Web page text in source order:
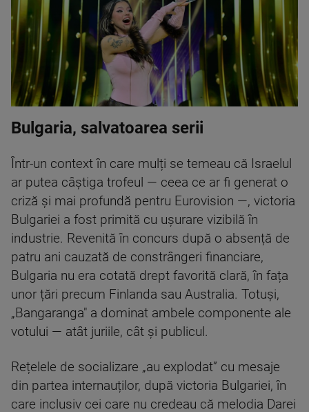
Bulgaria, salvatoarea serii
Într-un context în care mulți se temeau că Israelul
ar putea câștiga trofeul — ceea ce ar fi generat o
criză și mai profundă pentru Eurovision —, victoria
Bulgariei a fost primită cu ușurare vizibilă în
industrie. Revenită în concurs după o absență de
patru ani cauzată de constrângeri financiare,
Bulgaria nu era cotată drept favorită clară, în fața
unor țări precum Finlanda sau Australia. Totuși,
„Bangaranga" a dominat ambele componente ale
votului — atât juriile, cât și publicul.
Rețelele de socializare „au explodat” cu mesaje
din partea internauților, după victoria Bulgariei, în
care inclusiv cei care nu credeau că melodia Darei